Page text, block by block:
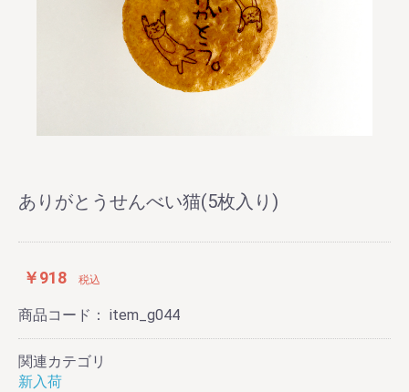
ありがとうせんべい猫(5枚入り)
￥918 税込
商品コード： item_g044
関連カテゴリ
新入荷